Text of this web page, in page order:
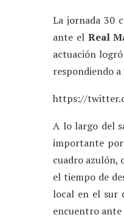
La jornada 30
ante el Real
actuación
respondiendo
https://
A lo largo del
importante
cuadro azulón,
el tiempo de
local en el sur
encuentro ante